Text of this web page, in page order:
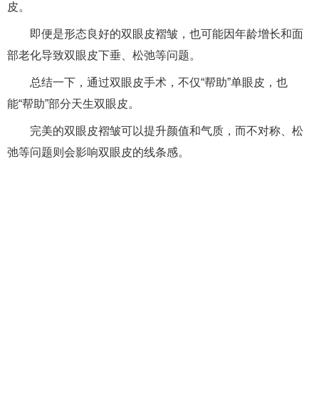
皮。
即便是形态良好的双眼皮褶皱，也可能因年龄增长和面
部老化导致双眼皮下垂、松弛等问题。
总结一下，通过双眼皮手术，不仅“帮助”单眼皮，也
能“帮助”部分天生双眼皮。
完美的双眼皮褶皱可以提升颜值和气质，而不对称、松
弛等问题则会影响双眼皮的线条感。